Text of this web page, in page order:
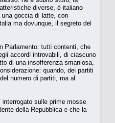
diverse, è italiano
goccia di latte, con
ma dovunque, il segreto del
Parlamento: tutti contenti, che
accordi introvabili, di ciascuno
di una insofferenza smaniosa,
quando, dei partiti
numero di partiti, ma al
sulle prime mosse
della Repubblica e che la